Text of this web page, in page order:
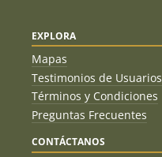
EXPLORA
Mapas
Testimonios de Usuarios
Términos y Condiciones
Preguntas Frecuentes
CONTÁCTANOS